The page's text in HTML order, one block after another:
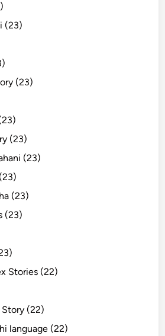
(23)
(23)
(23)
(23)
(23)
(23)
Stories (22)
(22)
language (22)